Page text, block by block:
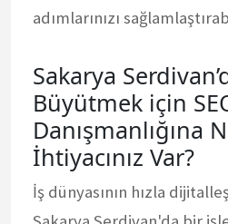
adımlarınızı
Sakarya
Büyütmek için
Danışmanlığına
İhtiyacınız Var?
İş dünyasının hızla